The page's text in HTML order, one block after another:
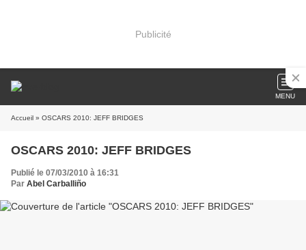
Publicité
MENU
Accueil » OSCARS 2010: JEFF BRIDGES
OSCARS 2010: JEFF BRIDGES
Publié le 07/03/2010 à 16:31
Par Abel Carballiño